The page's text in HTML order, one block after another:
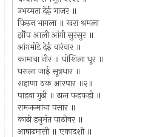
उभय्मता देई गाजर ॥
फिरुन भागला ॥ खरा श्रमला
झॊंप आली आंगी सुरसुर ॥
आंगमोडे देई वारंवार ॥
कामाचा नीर ॥ पोशिला धूर ॥
घराला जाई सूत्रधार ॥
शहाणा ठक आरपार ॥२॥
पाडवा गुढी ॥ ढाल फडफडी ॥
रामजन्माचा पसार ॥
काढी हनुमंत पाठीवर ॥
आषाढमासी ॥ एकादशी ॥